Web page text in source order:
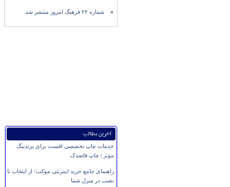
شماره ۲۲ فرهنگ امروز منتشر شد
آخرین مطالب
خدمات چاپ تخصصی افست برای برندینگ
موثر | چاپ قاصدک
راهنمای جامع خرید اینترنتی موکت؛ از انتخاب تا
نصب در منزل شما